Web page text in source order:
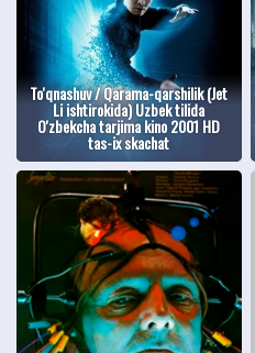
To'qnashuv / Qarama-qarshilik (Jet
Li ishtirokida) Uzbek tilida
O'zbekcha tarjima kino 2001 HD
tas-ix skachat